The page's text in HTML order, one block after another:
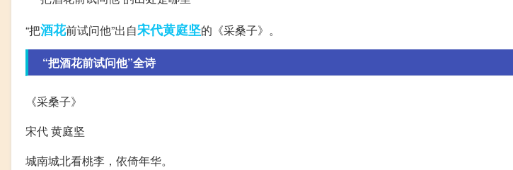
“把酒花前试问他”出自宋代黄庭坚的《采桑子》。
“把酒花前试问他”全诗
《采桑子》
宋代 黄庭坚
城南城北看桃李，依倚年华。